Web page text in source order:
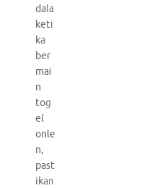
dala
keti
ka
ber
mai
n
tog
el
onle
n,
past
ikan